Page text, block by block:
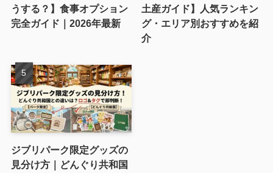
うする？】食事オプション
完全ガイド｜2026年最新
土産ガイド】人気ランキン
グ・エリア別おすすめを紹
介
ジブリパーク限定グッズの
見分け方｜どんぐり共和国